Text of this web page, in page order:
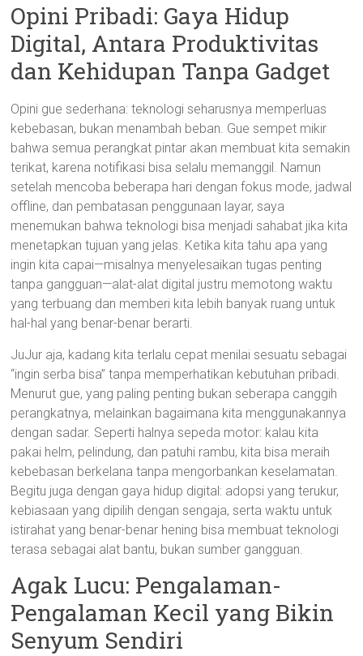
Opini Pribadi: Gaya Hidup
Digital, Antara Produktivitas
dan Kehidupan Tanpa Gadget
Opini gue sederhana: teknologi seharusnya memperluas
kebebasan, bukan menambah beban. Gue sempet mikir
bahwa semua perangkat pintar akan membuat kita semakin
terikat, karena notifikasi bisa selalu memanggil. Namun
setelah mencoba beberapa hari dengan fokus mode, jadwal
offline, dan pembatasan penggunaan layar, saya
menemukan bahwa teknologi bisa menjadi sahabat jika kita
menetapkan tujuan yang jelas. Ketika kita tahu apa yang
ingin kita capai—misalnya menyelesaikan tugas penting
tanpa gangguan—alat-alat digital justru memotong waktu
yang terbuang dan memberi kita lebih banyak ruang untuk
hal-hal yang benar-benar berarti.
JuJur aja, kadang kita terlalu cepat menilai sesuatu sebagai
“ingin serba bisa” tanpa memperhatikan kebutuhan pribadi.
Menurut gue, yang paling penting bukan seberapa canggih
perangkatnya, melainkan bagaimana kita menggunakannya
dengan sadar. Seperti halnya sepeda motor: kalau kita
pakai helm, pelindung, dan patuhi rambu, kita bisa meraih
kebebasan berkelana tanpa mengorbankan keselamatan.
Begitu juga dengan gaya hidup digital: adopsi yang terukur,
kebiasaan yang dipilih dengan sengaja, serta waktu untuk
istirahat yang benar-benar hening bisa membuat teknologi
terasa sebagai alat bantu, bukan sumber gangguan.
Agak Lucu: Pengalaman-
Pengalaman Kecil yang Bikin
Senyum Sendiri